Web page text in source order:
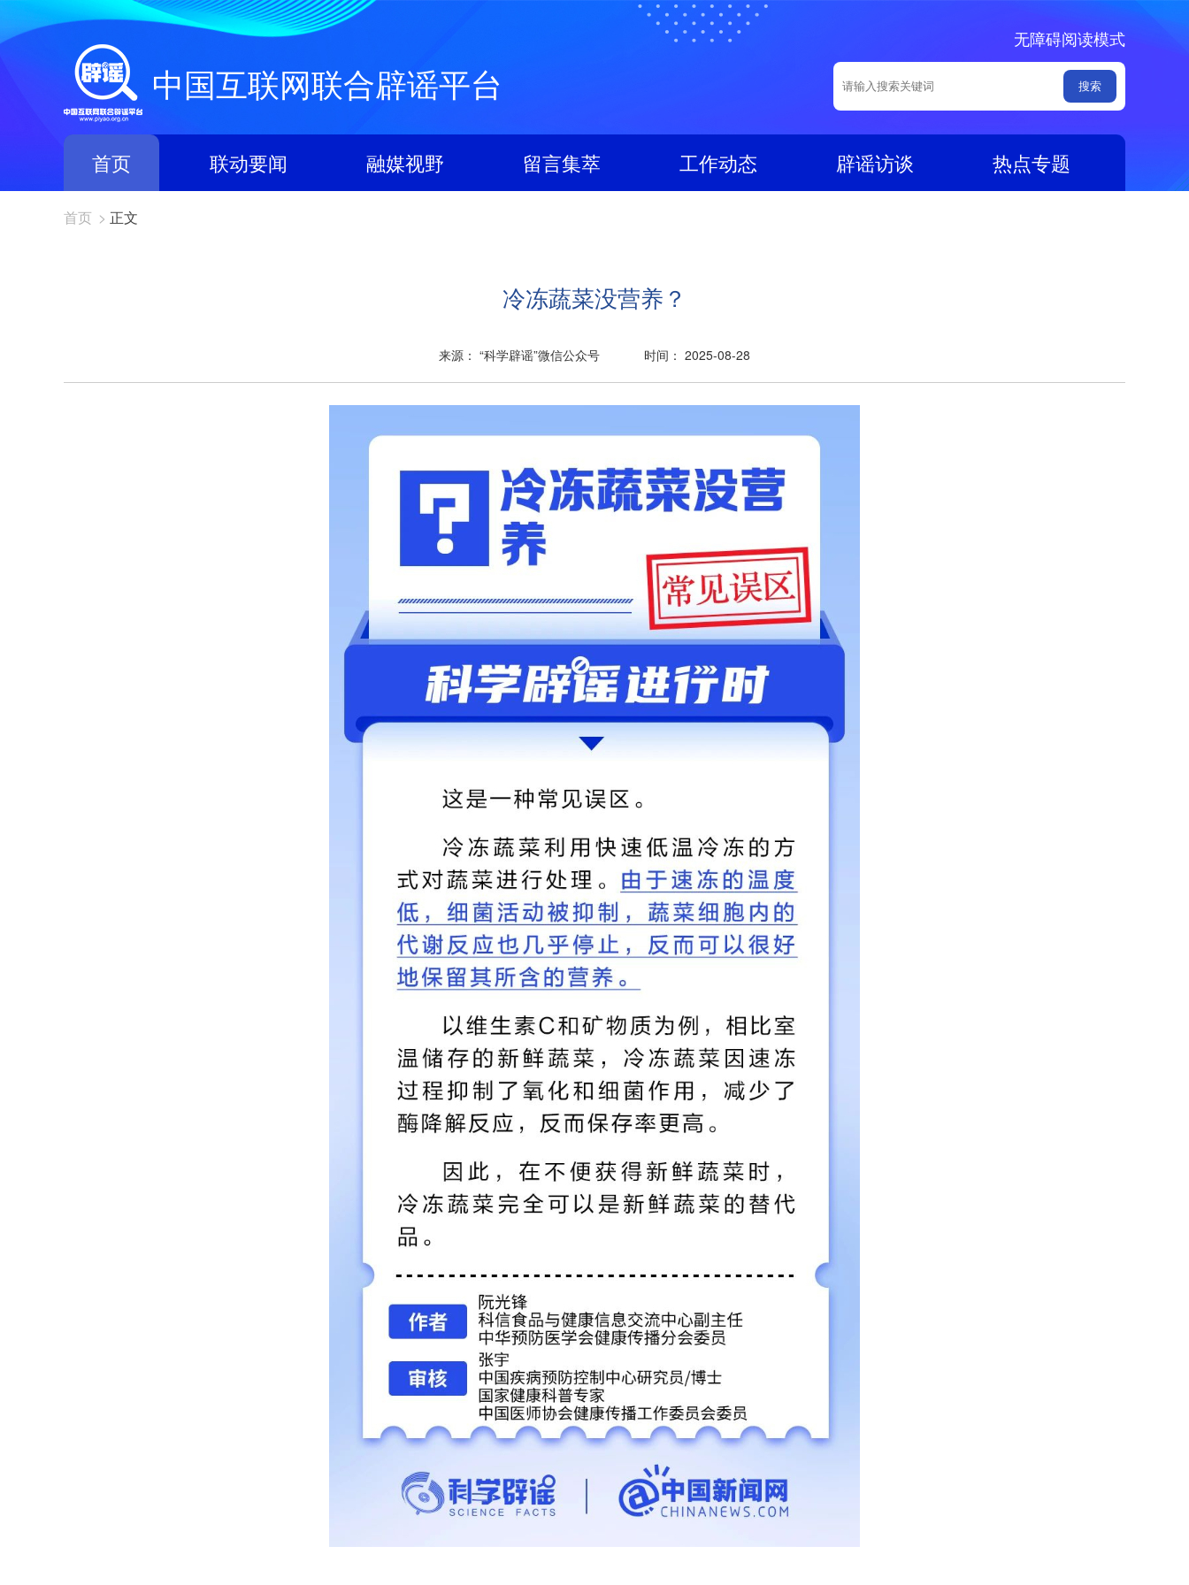
无障碍阅读模式
中国互联网联合辟谣平台
首页 联动要闻 融媒视野 留言集萃 工作动态 辟谣访谈 热点专题
首页 > 正文
冷冻蔬菜没营养？
来源： “科学辟谣”微信公众号 时间： 2025-08-28